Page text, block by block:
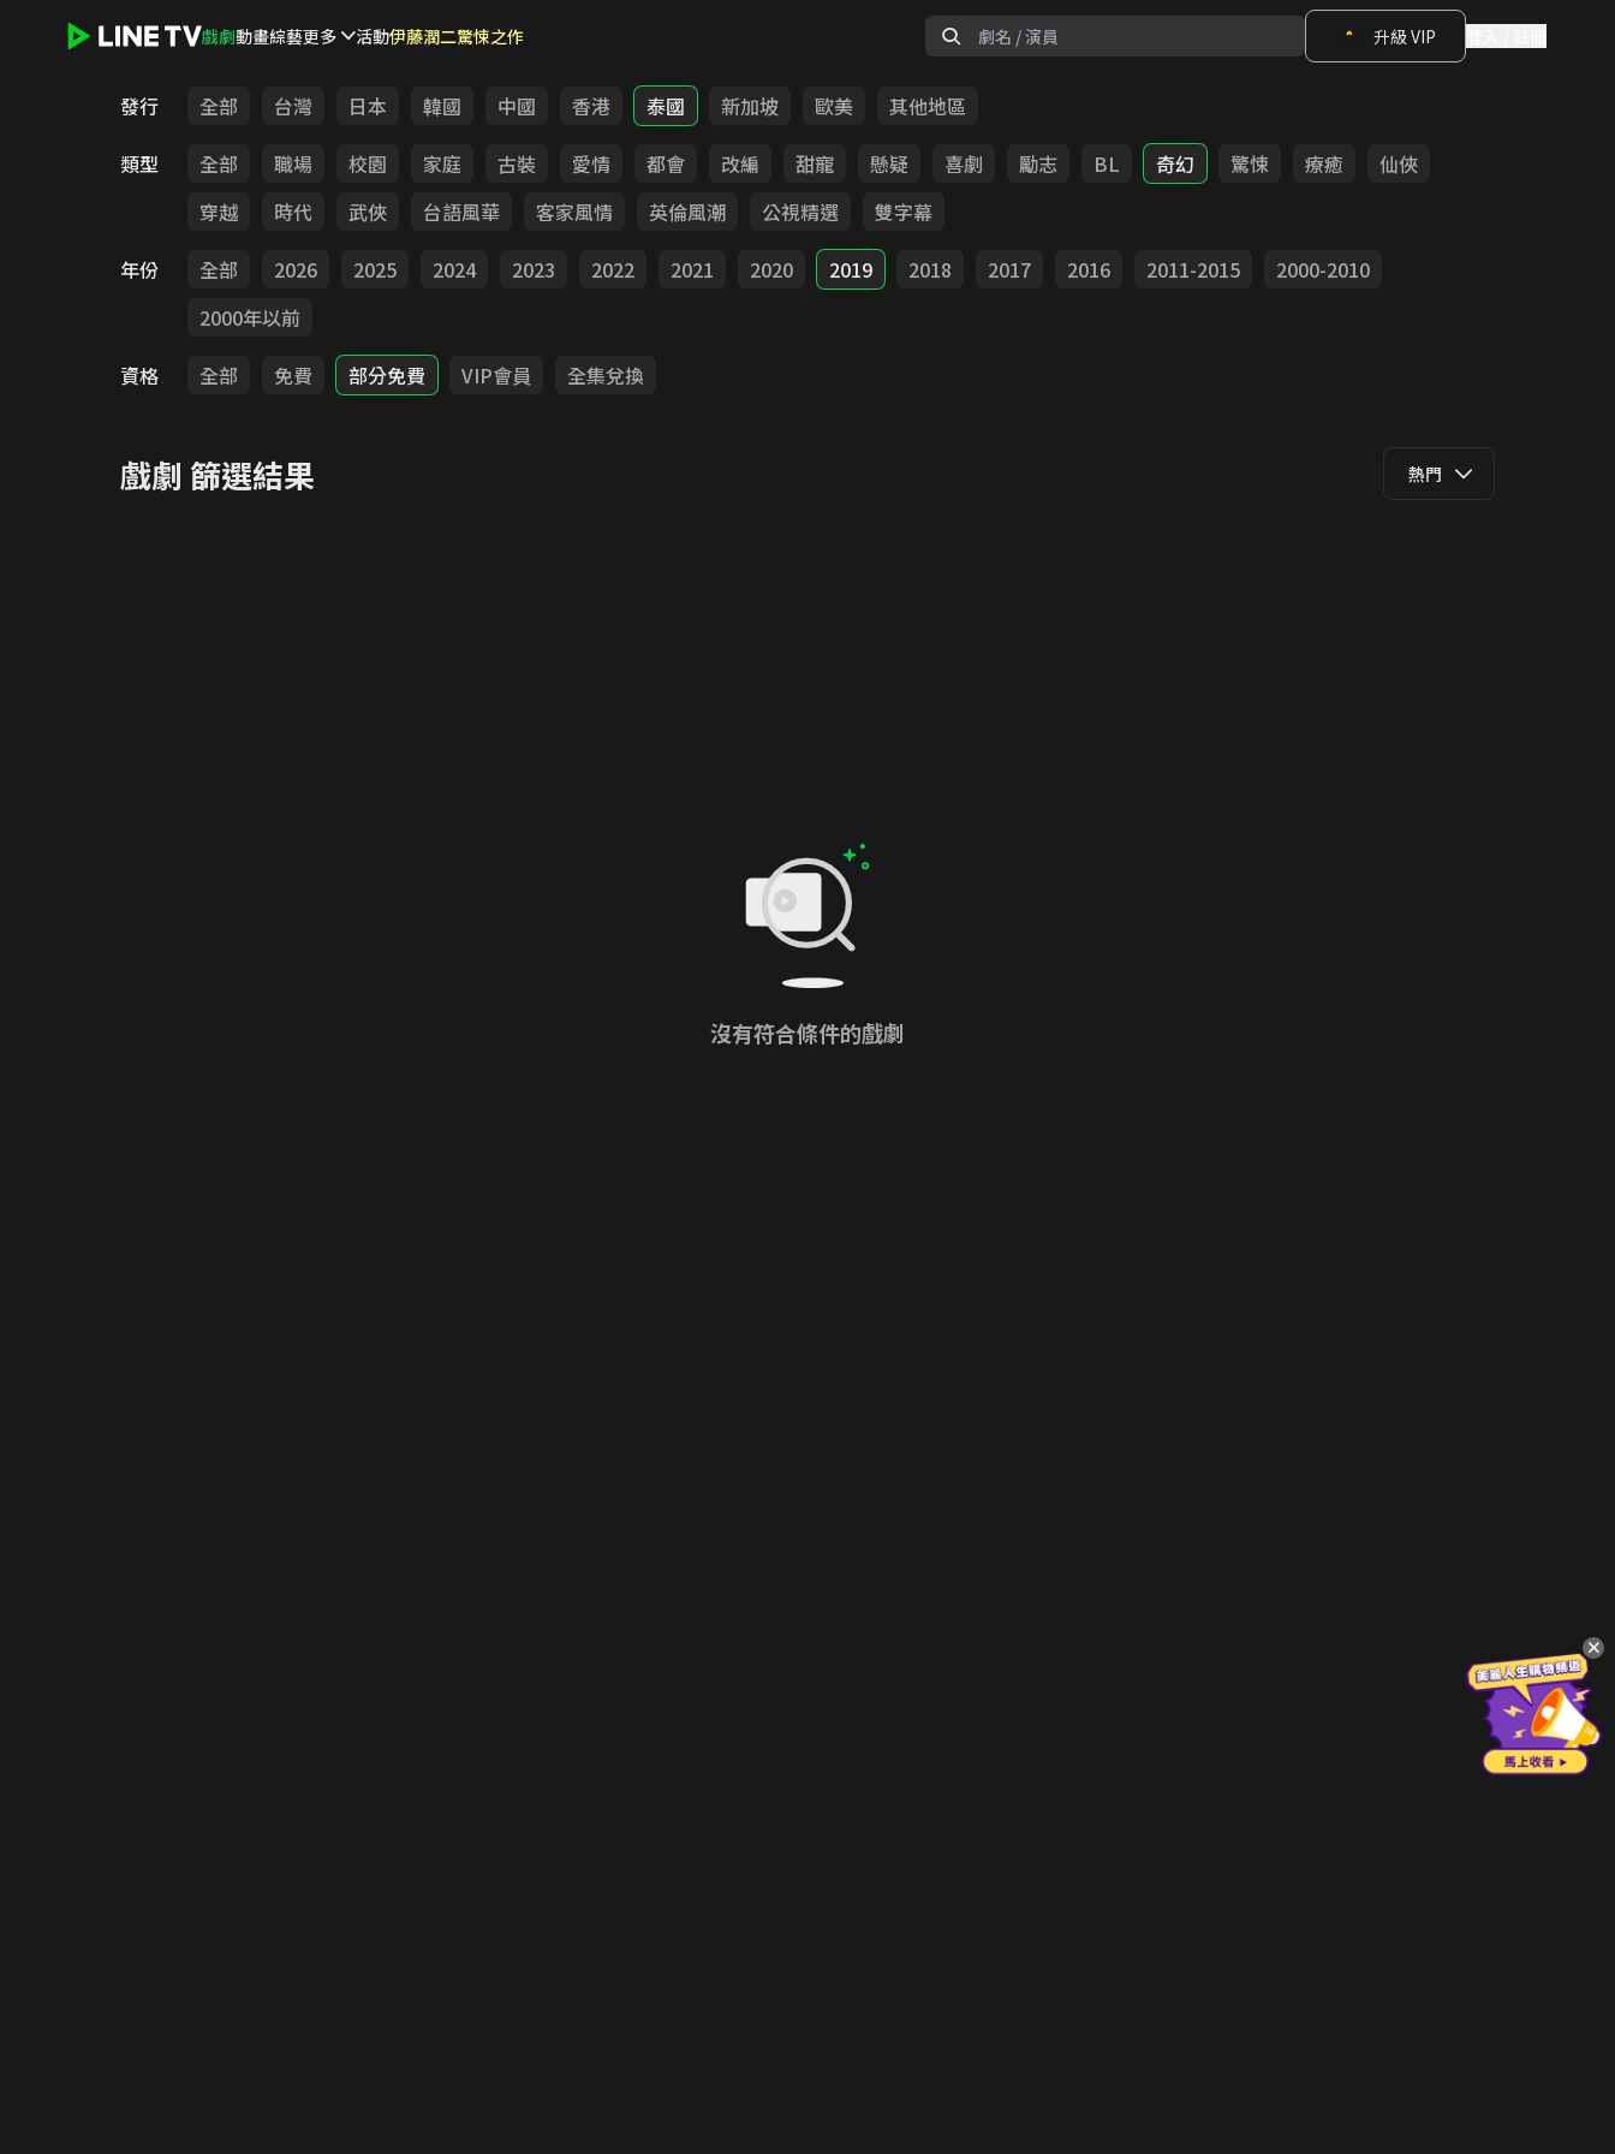
戲劇動畫綜藝更多 活動伊藤潤二驚悚之作 升級 VIP
發行 全部 台灣 日本 韓國 中國 香港 泰國 新加坡 歐美
其他地區
類型
全部 職場 校園 家庭 古裝 愛情 都會 改編 甜寵 懸疑 喜劇 勵志 BL 奇幻 驚悚 療癒
仙俠
穿越
時代 武俠 台語風華 客家風情 英倫風潮 公視精選
雙字幕
年份
全部 2026 2025 2024 2023 2022 2021 2020 2019 2018 2017 2016 2011-2015
2000-2010
2000年以前
資格
全部 免費 部分免費 VIP會員 全集兌換
戲劇 篩選結果 熱門
沒有符合條件的戲劇